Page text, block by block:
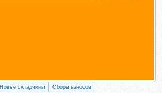
Новые складчины
Сборы взносов